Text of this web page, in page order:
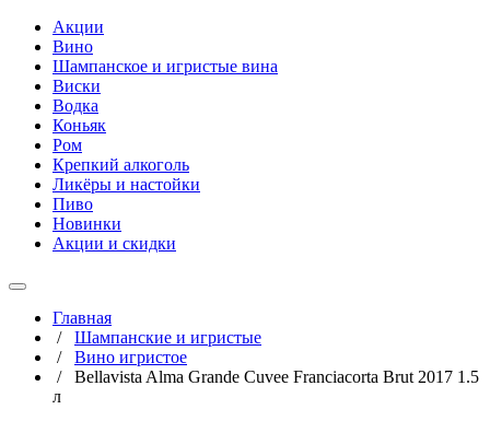
Акции
Вино
Шампанское и игристые вина
Виски
Водка
Коньяк
Ром
Крепкий алкоголь
Ликёры и настойки
Пиво
Новинки
Акции и скидки
Главная
/ Шампанские и игристые
/ Вино игристое
/ Bellavista Alma Grande Cuvee Franciacorta Brut 2017 1.5
л